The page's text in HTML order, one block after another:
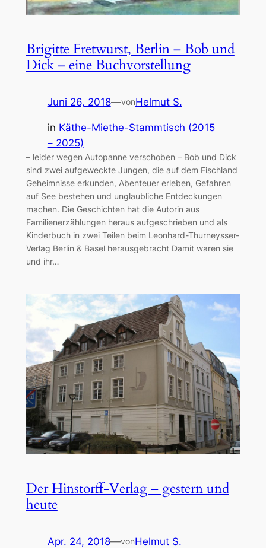
Brigitte Fretwurst, Berlin – Bob und
Dick – eine Buchvorstellung
Juni 26, 2018—vonHelmut S.
in Käthe-Miethe-Stammtisch (2015
– 2025)
– leider wegen Autopanne verschoben – Bob und Dick
sind zwei aufgeweckte Jungen, die auf dem Fischland
Geheimnisse erkunden, Abenteuer erleben, Gefahren
auf See bestehen und unglaubliche Entdeckungen
machen. Die Geschichten hat die Autorin aus
Familienerzählungen heraus aufgeschrieben und als
Kinderbuch in zwei Teilen beim Leonhard-Thurneysser-
Verlag Berlin & Basel herausgebracht Damit waren sie
und ihr…
Der Hinstorff-Verlag – gestern und
heute
Apr. 24, 2018—vonHelmut S.